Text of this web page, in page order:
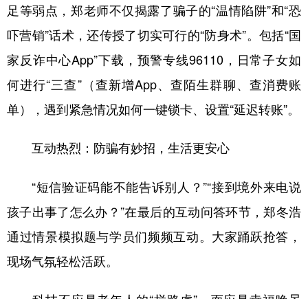
足等弱点，郑老师不仅揭露了骗子的“温情陷阱”和“恐
吓营销”话术，还传授了切实可行的“防身术”。包括“国
家反诈中心App”下载，预警专线96110，日常子女如
何进行“三查”（查新增App、查陌生群聊、查消费账
单），遇到紧急情况如何一键锁卡、设置“延迟转账”。
互动热烈：防骗有妙招，生活更安心
“短信验证码能不能告诉别人？”“接到境外来电说
孩子出事了怎么办？”在最后的互动问答环节，郑冬浩
通过情景模拟题与学员们频频互动。大家踊跃抢答，
现场气氛轻松活跃。